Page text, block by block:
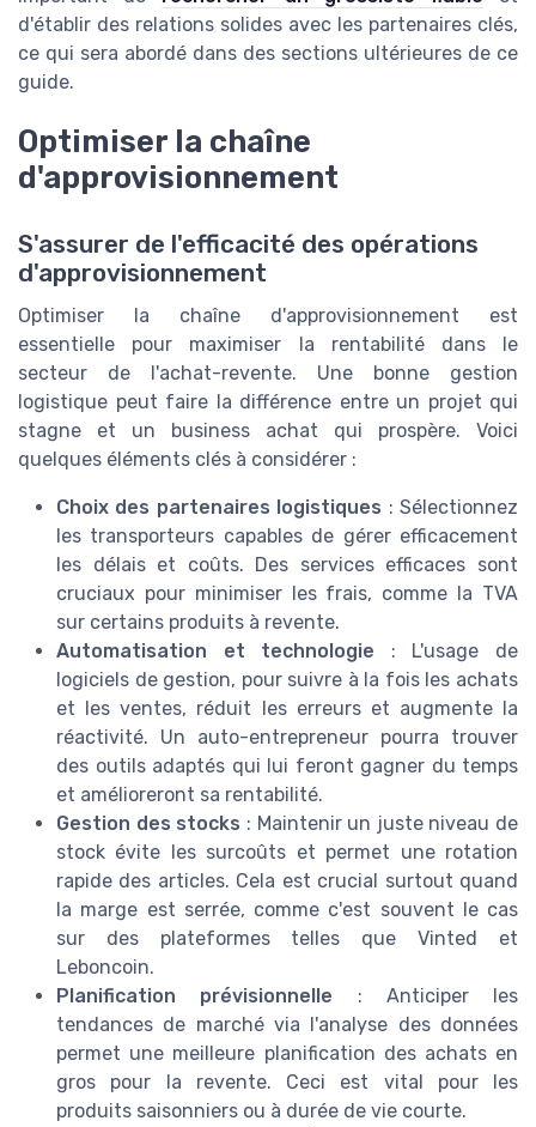
d'établir des relations solides avec les partenaires clés,
ce qui sera abordé dans des sections ultérieures de ce
guide.
Optimiser la chaîne
d'approvisionnement
S'assurer de l'efficacité des opérations
d'approvisionnement
Optimiser la chaîne d'approvisionnement est
essentielle pour maximiser la rentabilité dans le
secteur de l'achat-revente. Une bonne gestion
logistique peut faire la différence entre un projet qui
stagne et un business achat qui prospère. Voici
quelques éléments clés à considérer :
Choix des partenaires logistiques : Sélectionnez
les transporteurs capables de gérer efficacement
les délais et coûts. Des services efficaces sont
cruciaux pour minimiser les frais, comme la TVA
sur certains produits à revente.
Automatisation et technologie : L'usage de
logiciels de gestion, pour suivre à la fois les achats
et les ventes, réduit les erreurs et augmente la
réactivité. Un auto-entrepreneur pourra trouver
des outils adaptés qui lui feront gagner du temps
et amélioreront sa rentabilité.
Gestion des stocks : Maintenir un juste niveau de
stock évite les surcoûts et permet une rotation
rapide des articles. Cela est crucial surtout quand
la marge est serrée, comme c'est souvent le cas
sur des plateformes telles que Vinted et
Leboncoin.
Planification prévisionnelle : Anticiper les
tendances de marché via l'analyse des données
permet une meilleure planification des achats en
gros pour la revente. Ceci est vital pour les
produits saisonniers ou à durée de vie courte.